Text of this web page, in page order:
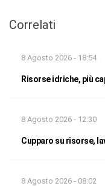
Correlati
8 Agosto 2026 - 18:54
Risorse idriche, più
8 Agosto 2026 - 12:30
Cupparo su risorse,
8 Agosto 2026 - 08:02